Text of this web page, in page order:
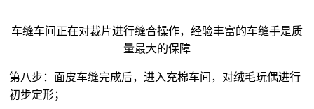
车缝车间正在对裁片进行缝合操作，经验丰富的车缝手是质
量最大的保障
第八步：面皮车缝完成后，进入充棉车间，对绒毛玩偶进行
初步定形；